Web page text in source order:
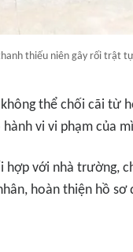
thiếu niên gây rối trật
thể chối cãi từ
vi vi phạm của
hợp với nhà trường,
hoàn thiện hồ sơ